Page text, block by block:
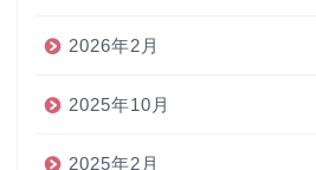
2026年2月
2025年10月
2025年2月